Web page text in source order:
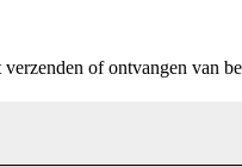
of ontvangen van